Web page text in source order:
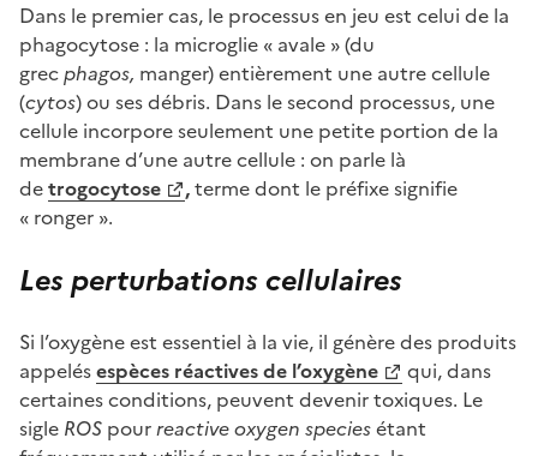
Dans le premier cas, le processus en jeu est celui de la
phagocytose : la microglie « avale » (du
grec phagos, manger) entièrement une autre cellule
(cytos) ou ses débris. Dans le second processus, une
cellule incorpore seulement une petite portion de la
membrane d’une autre cellule : on parle là
detrogocytose ,terme dont le préfixe signifie
« ronger ».
Les perturbations cellulaires
Si l’oxygène est essentiel à la vie, il génère des produits
appelésespèces réactives de l’oxygène
qui, dans
certaines conditions, peuvent devenir toxiques. Le
sigle ROS pour reactive oxygen speciesétant